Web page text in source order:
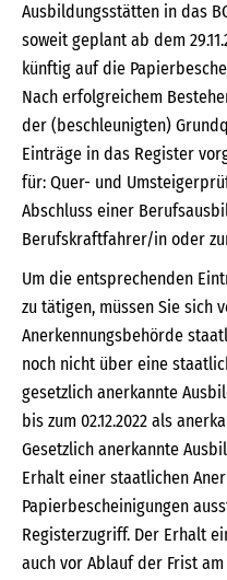
Ausbildungsstätten in das
soweit geplant ab dem
künftig auf die
Nach erfolgreichem
der (beschleunigten)
Einträge in das Register
für: Quer- und
Abschluss einer
Berufskraftfahrer/in oder
Um die entsprechenden
zu tätigen, müssen Sie sich
Anerkennungsbehörde
noch nicht über eine
gesetzlich anerkannte
bis zum 02.12.2022 als
Gesetzlich anerkannte
Erhalt einer staatlichen
Papierbescheinigungen
Registerzugriff. Der Erhalt
auch vor Ablauf der Frist am